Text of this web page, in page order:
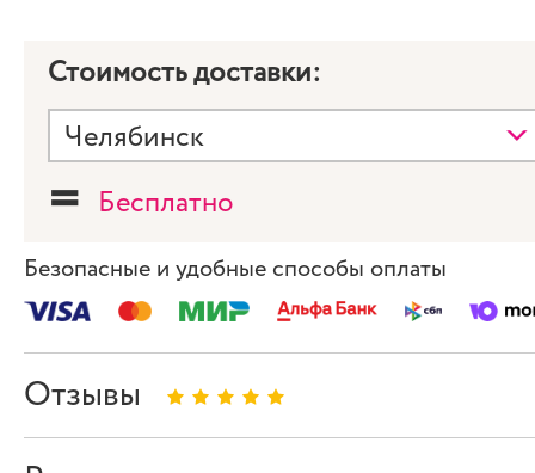
Стоимость доставки:
= Бесплатно
Безопасные и удобные способы оплаты
Отзывы